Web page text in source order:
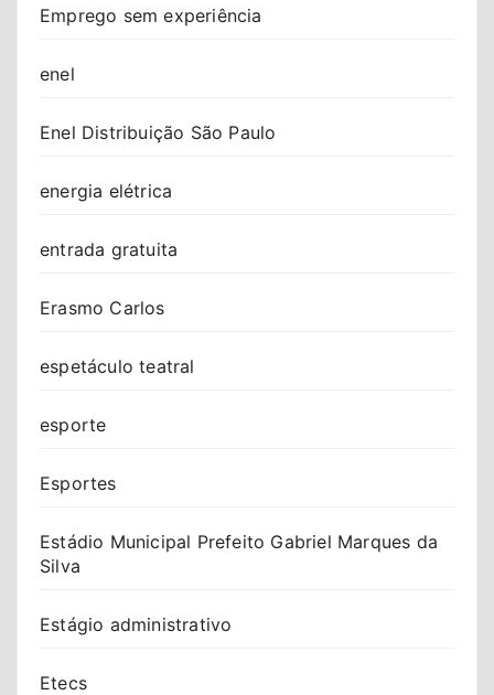
Emprego sem experiência
enel
Enel Distribuição São Paulo
energia elétrica
entrada gratuita
Erasmo Carlos
espetáculo teatral
esporte
Esportes
Estádio Municipal Prefeito Gabriel Marques da
Silva
Estágio administrativo
Etecs